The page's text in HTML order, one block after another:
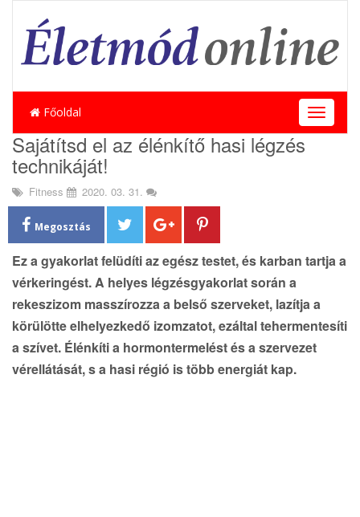
Főoldal
T
o
i
t
i
n
Sajátítsd el az élénkítő hasi légzés
technikáját!
Fitness 2020. 03. 31.
Megosztás
Ez a gyakorlat felüdíti az egész testet, és karban tartja a
vérkeringést. A helyes légzésgyakorlat során a
rekeszizom masszírozza a belső szerveket, lazítja a
körülötte elhelyezkedő izomzatot, ezáltal tehermentesíti
a szívet. Élénkíti a hormontermelést és a szervezet
vérellátását, s a hasi régió is több energiát kap.